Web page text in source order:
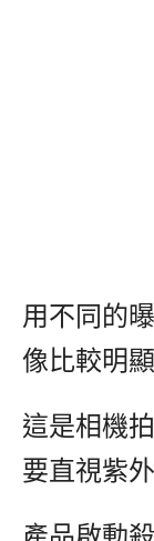
用不同的
像比較明顯
這是相機
要直視紫